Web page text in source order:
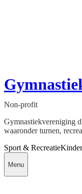
Non-profit
Gymnastiekvereniging
waaronder turnen,
Sport & Recreatie
Menu